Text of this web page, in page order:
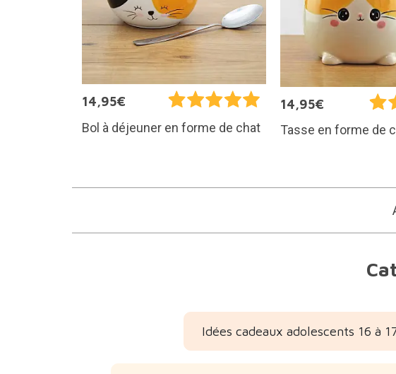
14,95€
Bol à déjeuner en forme de chat
14,95€
Tasse en forme de
Idées cadeaux adolescents 16 à